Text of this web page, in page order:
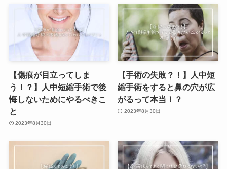
【傷痕が目立ってしま
う！？】人中短縮手術で後
悔しないためにやるべきこ
と
2023年8月30日
【手術の失敗？！】人中短
縮手術をすると鼻の穴が広
がるって本当！？
2023年8月30日